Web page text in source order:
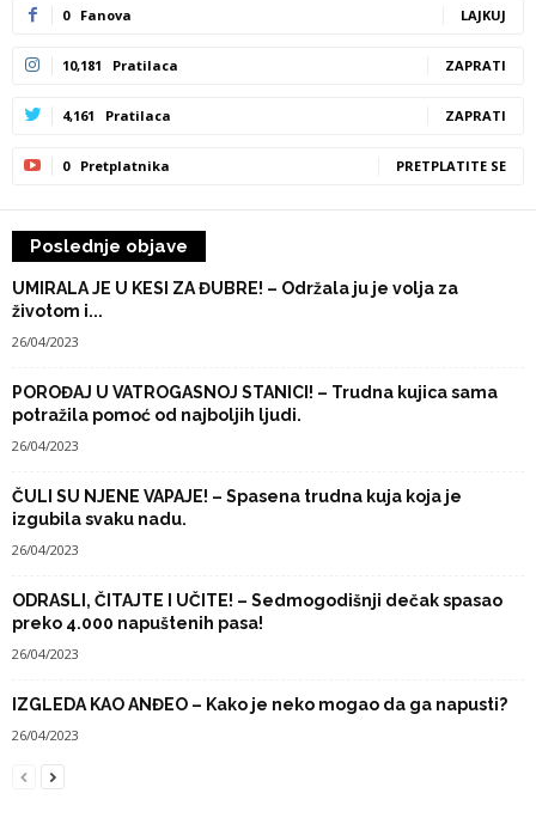
0 Fanova LAJKUJ
10,181 Pratilaca ZAPRATI
4,161 Pratilaca ZAPRATI
0 Pretplatnika PRETPLATITE SE
Poslednje objave
UMIRALA JE U KESI ZA ĐUBRE! – Održala ju je volja za
životom i...
26/04/2023
POROĐAJ U VATROGASNOJ STANICI! – Trudna kujica sama
potražila pomoć od najboljih ljudi.
26/04/2023
ČULI SU NJENE VAPAJE! – Spasena trudna kuja koja je
izgubila svaku nadu.
26/04/2023
ODRASLI, ČITAJTE I UČITE! – Sedmogodišnji dečak spasao
preko 4.000 napuštenih pasa!
26/04/2023
IZGLEDA KAO ANĐEO – Kako je neko mogao da ga napusti?
26/04/2023